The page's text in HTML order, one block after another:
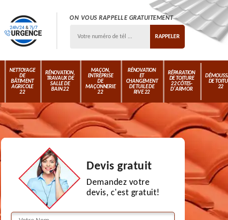
ON VOUS RAPPELLE GRATUITEMENT
NETTOYAGE
DE
BÂTIMENT
AGRICOLE
22
RÉNOVATION,
TRAVAUX DE
SALLE DE
BAIN 22
MAÇON,
ENTREPRISE
DE
MAÇONNERIE
22
RÉNOVATION
ET
CHANGEMENT
DE TUILE DE
RIVE 22
RÉPARATION
DE TOITURE
22 CÔTES-
D'ARMOR
DE
22
Devis gratuit
Demandez votre
devis, c'est gratuit!